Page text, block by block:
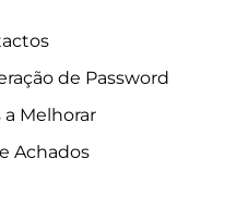
de Password
Melhorar
Achados